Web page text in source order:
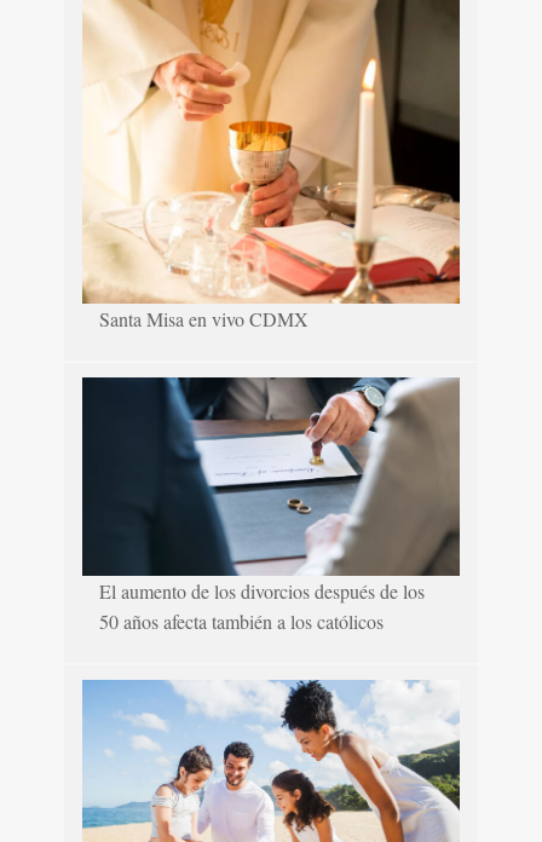
Santa Misa en vivo CDMX
El aumento de los divorcios después de los
50 años afecta también a los católicos